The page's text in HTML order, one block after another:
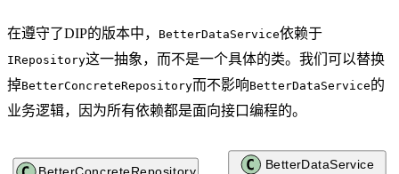
在遵守了DIP的版本中， BetterDataService依赖于
IRepository这一抽象，而不是一个具体的类。我们可以替换
掉BetterConcreteRepository而不影响BetterDataService的
业务逻辑，因为所有依赖都是面向接口编程的。